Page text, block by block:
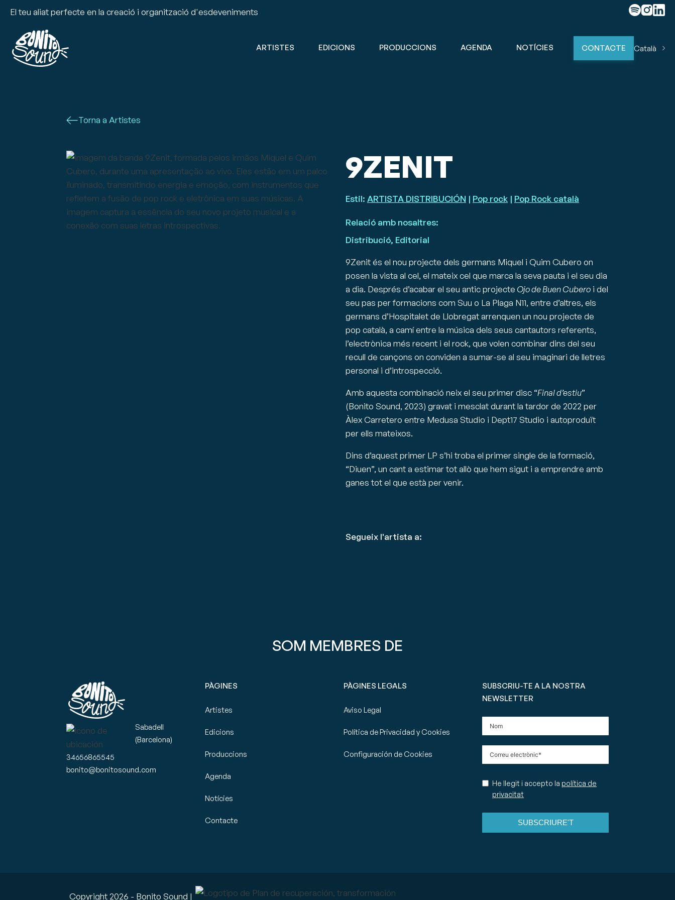
El teu aliat perfecte en la creació i organització d'esdeveniments
ARTISTES EDICIONS PRODUCCIONS AGENDA NOTÍCIES CONTACTE Català
Torna a Artistes
9ZENIT
Estil: ARTISTA DISTRIBUCIÓN | Pop rock | Pop Rock català
Relació amb nosaltres:
Distribució, Editorial
9Zenit és el nou projecte dels germans Miquel i Quim Cubero on
posen la vista al cel, el mateix cel que marca la seva pauta i el seu dia
a dia. Després d’acabar el seu antic projecte Ojo de Buen Cubero i del
seu pas per formacions com Suu o La Plaga N11, entre d’altres, els
germans d’Hospitalet de Llobregat arrenquen un nou projecte de
pop català, a camí entre la música dels seus cantautors referents,
l’electrònica més recent i el rock, que volen combinar dins del seu
recull de cançons on conviden a sumar-se al seu imaginari de lletres
personal i d’introspecció.
Amb aquesta combinació neix el seu primer disc “Final d’estiu”
(Bonito Sound, 2023) gravat i mesclat durant la tardor de 2022 per
Àlex Carretero entre Medusa Studio i Dept17 Studio i autoproduït
per ells mateixos.
Dins d’aquest primer LP s’hi troba el primer single de la formació,
“Diuen”, un cant a estimar tot allò que hem sigut i a emprendre amb
ganes tot el que està per venir.
Segueix l'artista a:
SOM MEMBRES DE
Sabadell
(Barcelona)
34656865545
bonito@bonitosound.com
PÀGINES
Artistes
Edicions
Produccions
Agenda
Notícies
Contacte
PÀGINES LEGALS
Aviso Legal
Política de Privacidad y Cookies
Configuración de Cookies
SUBSCRIU-TE A LA NOSTRA
NEWSLETTER
He llegit i accepto la política de
privacitat
SUBSCRIURE'T
Copyright 2026 - Bonito Sound |